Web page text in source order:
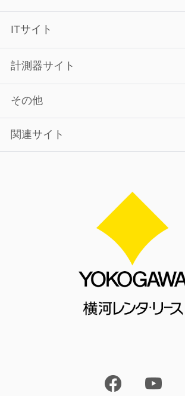
ITサイト
計測器サイト
その他
関連サイト